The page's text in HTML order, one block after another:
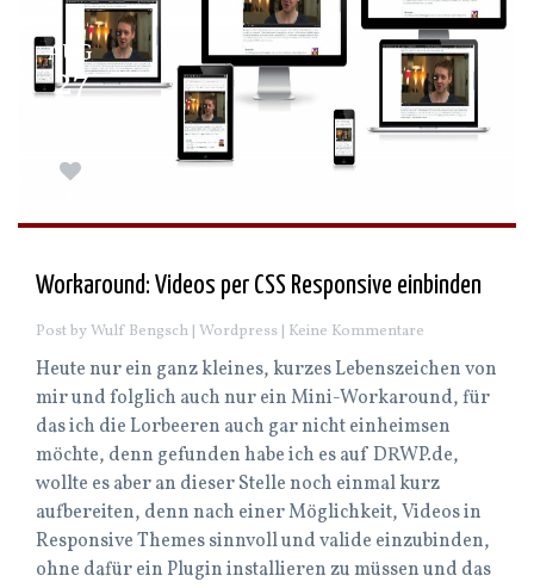
AUG
27
Workaround: Videos per CSS Responsive einbinden
Post by Wulf Bengsch | Wordpress | Keine Kommentare
Heute nur ein ganz kleines, kurzes Lebenszeichen von
mir und folglich auch nur ein Mini-Workaround, für
das ich die Lorbeeren auch gar nicht einheimsen
möchte, denn gefunden habe ich es auf DRWP.de,
wollte es aber an dieser Stelle noch einmal kurz
aufbereiten, denn nach einer Möglichkeit, Videos in
Responsive Themes sinnvoll und valide einzubinden,
ohne dafür ein Plugin installieren zu müssen und das